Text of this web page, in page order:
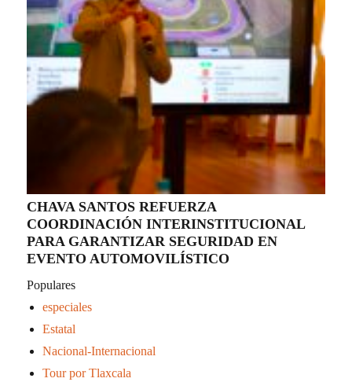
CHAVA SANTOS REFUERZA
COORDINACIÓN INTERINSTITUCIONAL
PARA GARANTIZAR SEGURIDAD EN
EVENTO AUTOMOVILÍSTICO
Populares
especiales
Estatal
Nacional-Internacional
Tour por Tlaxcala